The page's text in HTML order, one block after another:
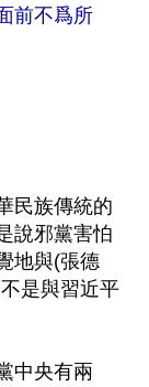
前不爲所
民族傳統的
說邪黨害怕
地與(張德
是與習近平
中央有兩